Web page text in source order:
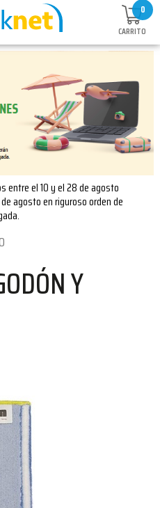
0
CARRITO
entre el 10 y el 28 de agosto
agosto en riguroso orden de
Y